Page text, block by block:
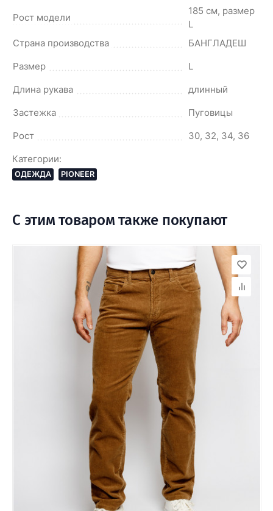
Рост модели
185 см, размер
L
Страна производства
БАНГЛАДЕШ
Размер
L
Длина рукава
длинный
Застежка
Пуговицы
Рост
30, 32, 34, 36
Категории:
ОДЕЖДА PIONEER
С этим товаром также покупают